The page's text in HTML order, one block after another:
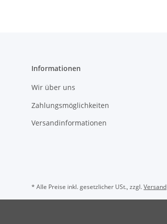
Informationen
Wir über uns
Zahlungsmöglichkeiten
Versandinformationen
* Alle Preise inkl. gesetzlicher USt., zzgl.Versand